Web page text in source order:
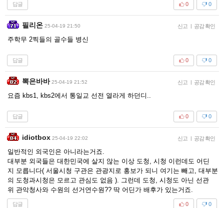
답글 0
0
필리온 25-04-19 21:50 신고 | 공감 확인
주학무 2찍들의 골수들 병신
답글 0
0
뽁은바바 25-04-19 21:52 신고 | 공감 확인
요즘 kbs1, kbs2에서 통일교 선전 열라게 하던디..
답글 0
0
idiotbox 25-04-19 22:02 신고 | 공감 확인
일반적인 외국인은 아니라는거죠.
대부분 외국들은 대한민국에 살지 않는 이상 도청, 시청 이런데도 어딘
지 모릅니다( 서울시청 구관은 관광지로 홍보가 되니 여기는 빼고, 대부분
의 도청과시청은 모르고 관심도 없음 ). 그런데 도청, 시청도 아닌 선관
위 관악청사와 수원의 선거연수원?? 딱 어딘가 배후가 있는거죠.
답글 0
0